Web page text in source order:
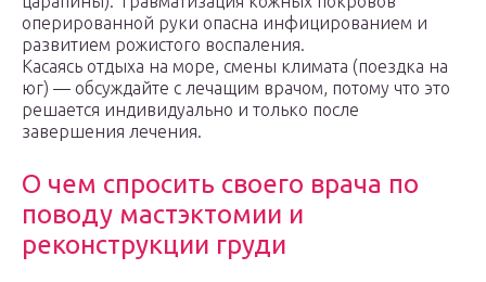
оперированной руки опасна инфицированием и
развитием рожистого воспаления.
Касаясь отдыха на море, смены климата (поездка на
юг) — обсуждайте с лечащим врачом, потому что это
решается индивидуально и только после
завершения лечения.
О чем спросить своего врача по
поводу мастэктомии и
реконструкции груди